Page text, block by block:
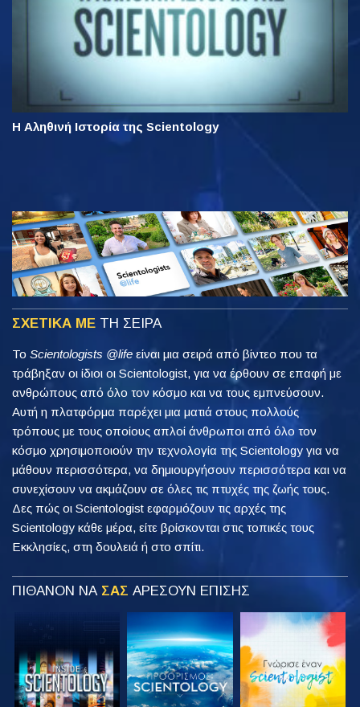
Η Αληθινή Ιστορία της Scientology
ΣΧΕΤΙΚΑ ΜΕ ΤΗ ΣΕΙΡΑ
Το Scientologists @life είναι μια σειρά από βίντεο που τα
τράβηξαν οι ίδιοι οι Scientologist, για να έρθουν σε επαφή με
ανθρώπους από όλο τον κόσμο και να τους εμπνεύσουν.
Αυτή η πλατφόρμα παρέχει μια ματιά στους πολλούς
τρόπους με τους οποίους απλοί άνθρωποι από όλο τον
κόσμο χρησιμοποιούν την τεχνολογία της Scientology για να
μάθουν περισσότερα, να δημιουργήσουν περισσότερα και να
συνεχίσουν να ακμάζουν σε όλες τις πτυχές της ζωής τους.
Δες πώς οι Scientologist εφαρμόζουν τις αρχές της
Scientology κάθε μέρα, είτε βρίσκονται στις τοπικές τους
Εκκλησίες, στη δουλειά ή στο σπίτι.
ΠΙΘΑΝΟΝ ΝΑ ΣΑΣ ΑΡΕΣΟΥΝ ΕΠΙΣΗΣ